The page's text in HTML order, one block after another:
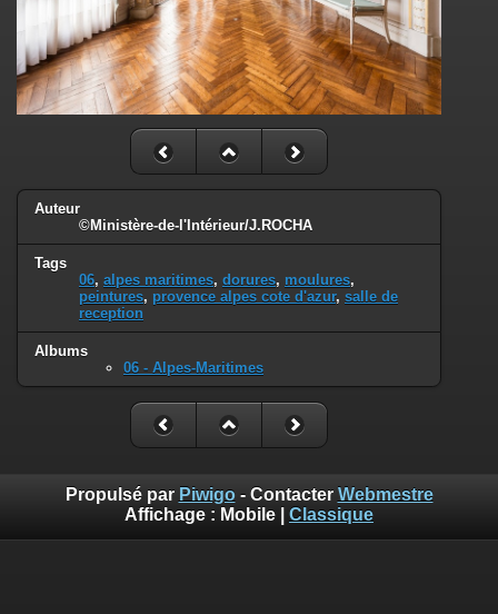
Auteur
©Ministère-de-l'Intérieur/J.ROCHA
Tags
06, alpes maritimes, dorures, moulures,
peintures, provence alpes cote d'azur, salle de
reception
Albums
06 - Alpes-Maritimes
Propulsé par Piwigo- Contacter Webmestre
Affichage : Mobile Classique